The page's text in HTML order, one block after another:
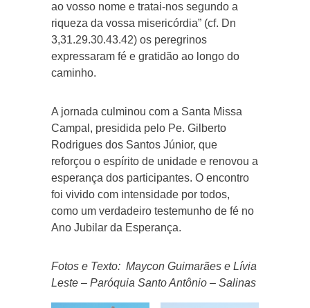
ao vosso nome e tratai-nos segundo a
riqueza da vossa misericórdia” (cf. Dn
3,31.29.30.43.42) os peregrinos
expressaram fé e gratidão ao longo do
caminho.
A jornada culminou com a Santa Missa
Campal, presidida pelo Pe. Gilberto
Rodrigues dos Santos Júnior, que
reforçou o espírito de unidade e renovou a
esperança dos participantes. O encontro
foi vivido com intensidade por todos,
como um verdadeiro testemunho de fé no
Ano Jubilar da Esperança.
Fotos e Texto: Maycon Guimarães e Lívia
Leste – Paróquia Santo Antônio – Salinas